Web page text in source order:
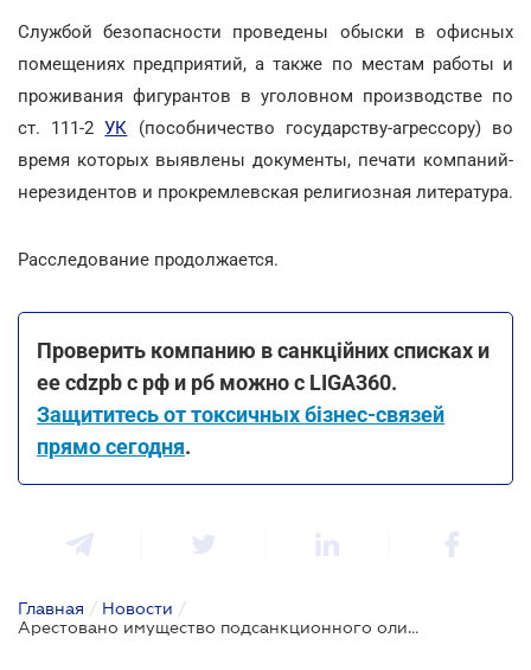
Службой безопасности проведены обыски в офисных
помещениях предприятий, а также по местам работы и
проживания фигурантов в уголовном производстве по
ст. 111-2УК (пособничество государству-агрессору) во
время которых выявлены документы, печати компаний-
нерезидентов и прокремлевская религиозная литература.
Расследование продолжается.
Проверить компанию в санкційних списках и
ее cdzpb c рф и рб можно c LIGA360.
Защититесь от токсичных бізнес-cвязей
прямо сегодня.
Главная / Новости /
Арестовано имущество подсанкционного олигарха Новинского на 3,5 млрд грн: в списке заблокированных активов - 40 предприятий и 30 газовых скважин